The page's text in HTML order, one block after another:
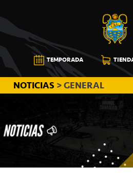
a
la
navegación
principal
al
contenido
principal
a
la
barra
lateral
principal
CB
CANARIAS
TEMPORADA
NOTICIAS > GENERAL